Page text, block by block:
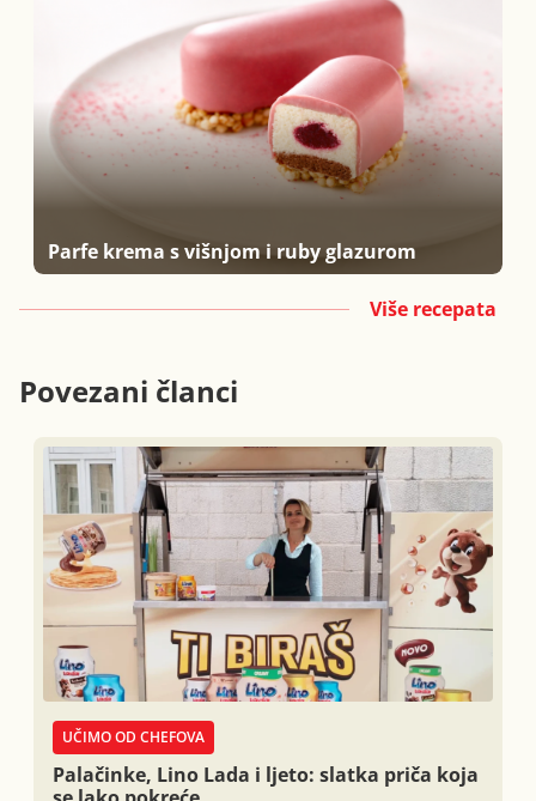
Parfe krema s višnjom i ruby glazurom
Više recepata
Povezani članci
UČIMO OD CHEFOVA
Palačinke, Lino Lada i ljeto: slatka priča koja